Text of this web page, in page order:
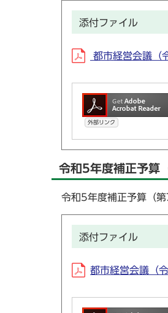
添付ファイル
都市経営会議
外部リンク
令和5年度補正予算
令和5年度補正予算（第
添付ファイル
都市経営会議（